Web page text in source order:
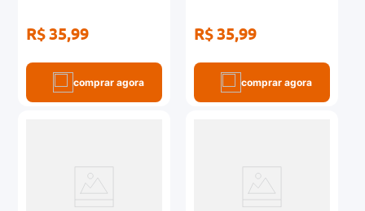
R$ 35,99
comprar agora
R$ 35,99
comprar agora